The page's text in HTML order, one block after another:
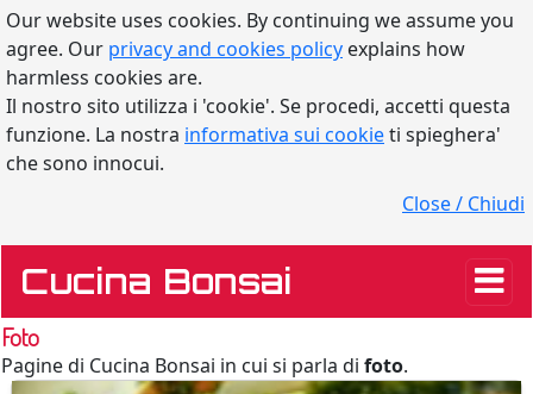
Our website uses cookies. By continuing we assume you
agree. Our privacy and cookies policy explains how
harmless cookies are.
Il nostro sito utilizza i 'cookie'. Se procedi, accetti questa
funzione. La nostra informativa sui cookieti spieghera'
che sono innocui.
Close / Chiudi
Cucina Bonsai
Foto
Pagine di Cucina Bonsai in cui si parla di foto.